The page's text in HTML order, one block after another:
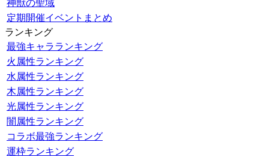
神獣の聖域
定期開催イベントまとめ
ランキング
最強キャラランキング
火属性ランキング
水属性ランキング
木属性ランキング
光属性ランキング
闇属性ランキング
コラボ最強ランキング
運枠ランキング